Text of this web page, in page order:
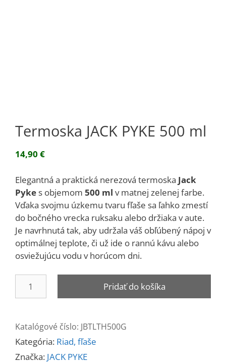
Termoska JACK PYKE 500 ml
14,90 €
Elegantná a praktická nerezová termoska Jack
Pyke s objemom 500 ml v matnej zelenej farbe.
Vďaka svojmu úzkemu tvaru fľaše sa ľahko zmestí
do bočného vrecka ruksaku alebo držiaka v aute.
Je navrhnutá tak, aby udržala váš obľúbený nápoj v
optimálnej teplote, či už ide o rannú kávu alebo
osviežujúcu vodu v horúcom dni.
Termoska
500
ml
Pridať do košíka
Katalógové číslo: JBTLTH500G
Kategória: Riad, fľaše
Značka: JACK PYKE